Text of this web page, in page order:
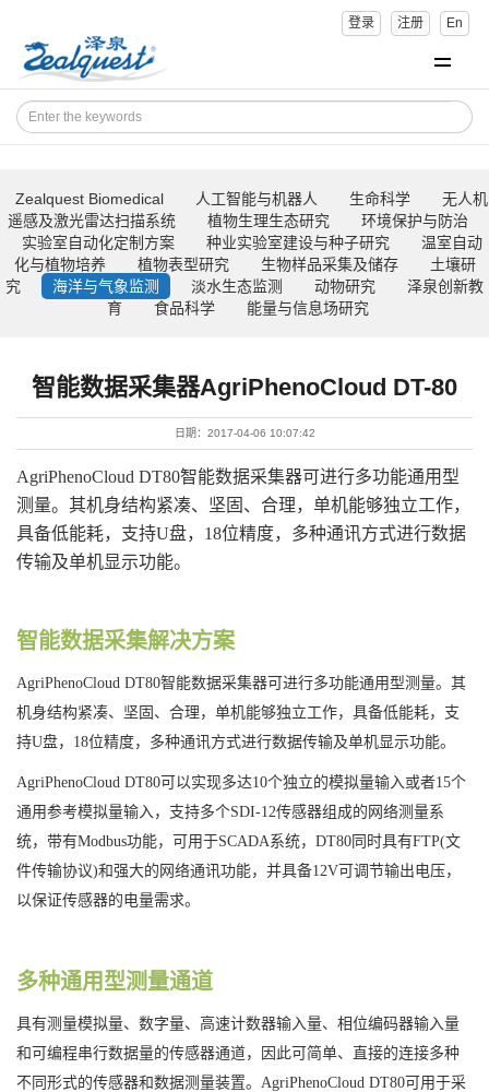
登录 注册 En
Zealquest Biomedical 人工智能与机器人 生命科学
无人机
遥感及激光雷达扫描系统
植物生理生态研究
环境保护与防治
实验室自动化定制方案
种业实验室建设与种子研究
温室自动
化与植物培养
植物表型研究 生物样品采集及储存
土壤研
究
海洋与气象监测 淡水生态监测 动物研究
泽泉创新教
育
食品科学 能量与信息场研究
智能数据采集器AgriPhenoCloud DT-80
日期：2017-04-06 10:07:42
AgriPhenoCloud DT80智能数据采集器可进行多功能通用型
测量。其机身结构紧凑、坚固、合理，单机能够独立工作，
具备低能耗，支持U盘，18位精度，多种通讯方式进行数据
传输及单机显示功能。
智能数据采集解决方案
AgriPhenoCloud DT80智能数据采集器可进行多功能通用型测量。其
机身结构紧凑、坚固、合理，单机能够独立工作，具备低能耗，支
持U盘， 18位精度，多种通讯方式进行数据传输及单机显示功能。
AgriPhenoCloud DT80可以实现多达10个独立的模拟量输入或者15个
通用参考模拟量输入，支持多个SDI-12传感器组成的网络测量系
统，带有Modbus功能，可用于SCADA系统， DT80 同时具有FTP(文
件传输协议)和强大的网络通讯功能，并具备12V可调节输出电压，
以保证传感器的电量需求。
多种通用型测量通道
具有测量模拟量、数字量、高速计数器输入量、相位编码器输入量
和可编程串行数据量的传感器通道，因此可简单、直接的连接多种
不同形式的传感器和数据测量装置。 AgriPhenoCloud DT80可用于采